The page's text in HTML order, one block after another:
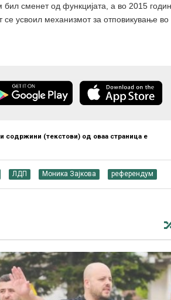
сменет од функцијата, а во 2015
усвоил механизмот за отповикување во
содржини (текстови) од оваа страница е
ЛДП Моника Зајкова референдум